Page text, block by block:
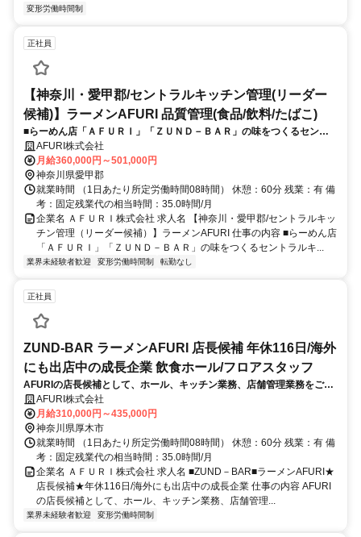
変形労働時間制
正社員
【神奈川・愛甲郡/セントラルキッチン管理(リーダー
候補)】ラーメンAFURI 品質管理(食品/飲料/たばこ)
■らーめん店「ＡＦＵＲＩ」「ＺＵＮＤ－ＢＡＲ」の味をつくるセント
ラルキッチンにて、チームリーダー候補として活躍いただける方を募集
します。
AFURI株式会社
月給360,000円～501,000円
神奈川県愛甲郡
就業時間 （1日あたり所定労働時間08時間） 休憩：60分 残業：有 備
考：固定残業代の相当時間：35.0時間/月
企業名 ＡＦＵＲＩ株式会社 求人名 【神奈川・愛甲郡/セントラルキッ
チン管理（リーダー候補）】ラーメンAFURI 仕事の内容 ■らーめん店
「ＡＦＵＲＩ」「ＺＵＮＤ－ＢＡＲ」の味をつくるセントラルキ...
業界未経験者歓迎 変形労働時間制 転勤なし
正社員
ZUND-BAR ラーメンAFURI 店長候補 年休116日/海外
にも出店中の成長企業 飲食ホール/フロアスタッフ
AFURIの店長候補として、ホール、キッチン業務、店舗管理業務をご担
当いただきます。店舗運営を通じてお客様に満足のいく体験を提供いた
だきます！
AFURI株式会社
月給310,000円～435,000円
神奈川県厚木市
就業時間 （1日あたり所定労働時間08時間） 休憩：60分 残業：有 備
考：固定残業代の相当時間：35.0時間/月
企業名 ＡＦＵＲＩ株式会社 求人名 ■ZUND－BAR■ラーメンAFURI★
店長候補★年休116日/海外にも出店中の成長企業 仕事の内容 AFURI
の店長候補として、ホール、キッチン業務、店舗管理...
業界未経験者歓迎 変形労働時間制